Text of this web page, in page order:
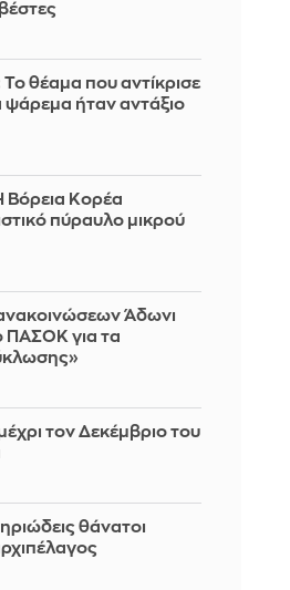
Το θέαμα που αντίκρισε
ψάρεμα ήταν αντάξιο
Βόρεια Κορέα
πύραυλο μικρού
Άδωνι
ΠΑΣΟΚ για τα
τον Δεκέμβριο του
θάνατοι